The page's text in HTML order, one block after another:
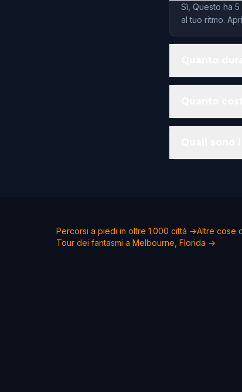
Sì, Questo ha
al tuo ritmo.
Percorsi a piedi in oltre 1.000 città →Altre cose
Tour dei fantasmi a Melbourne, Florida →